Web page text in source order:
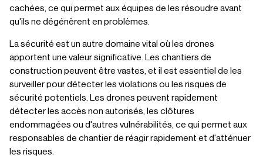
cachées, ce qui permet aux équipes de les résoudre avant
qu'ils ne dégénèrent en problèmes.
La sécurité est un autre domaine vital où les drones
apportent une valeur significative. Les chantiers de
construction peuvent être vastes, et il est essentiel de les
surveiller pour détecter les violations ou les risques de
sécurité potentiels. Les drones peuvent rapidement
détecter les accès non autorisés, les clôtures
endommagées ou d'autres vulnérabilités, ce qui permet aux
responsables de chantier de réagir rapidement et d'atténuer
les risques.